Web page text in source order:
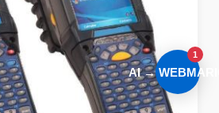
AI →
1